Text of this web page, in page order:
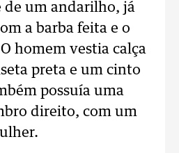
de um andarilho, já
a barba feita e o
homem vestia calça
preta e um cinto
possuía uma
direito, com um